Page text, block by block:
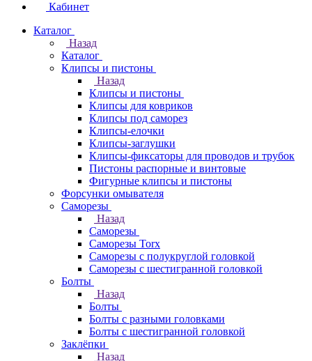
Кабинет
Каталог
Назад
Каталог
Клипсы и пистоны
Назад
Клипсы и пистоны
Клипсы для ковриков
Клипсы под саморез
Клипсы-елочки
Клипсы-заглушки
Клипсы-фиксаторы для проводов и трубок
Пистоны распорные и винтовые
Фигурные клипсы и пистоны
Форсунки омывателя
Саморезы
Назад
Саморезы
Саморезы Torx
Саморезы с полукруглой головкой
Саморезы с шестигранной головкой
Болты
Назад
Болты
Болты с разными головками
Болты с шестигранной головкой
Заклёпки
Назад